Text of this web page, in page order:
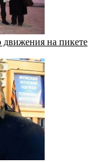
движения на пикете